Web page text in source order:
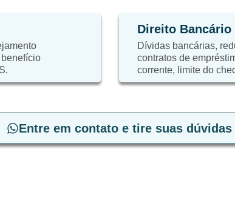
Direito Bancário
Dívidas bancárias,
contratos de
corrente, limite do
Entre em contato e tire suas dúvidas